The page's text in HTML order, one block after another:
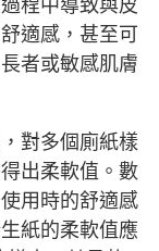
程中導致與皮
適感，甚至可
者或敏感肌膚
對多個廁紙樣
出柔軟值。數
用時的舒適感
紙的柔軟值應